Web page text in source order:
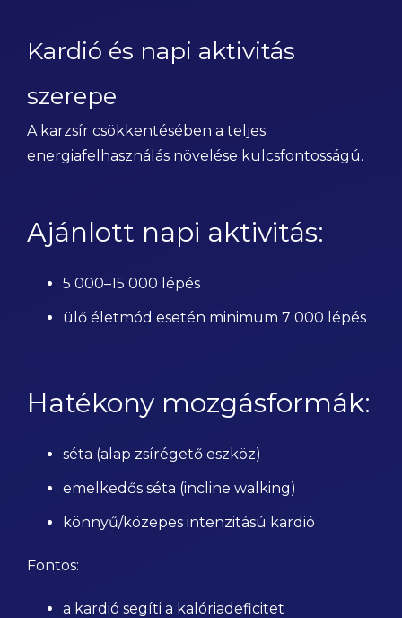
Kardió és napi aktivitás
szerepe
A karzsír csökkentésében a teljes
energiafelhasználás növelése kulcsfontosságú.
Ajánlott napi aktivitás:
5 000–15 000 lépés
ülő életmód esetén minimum 7 000 lépés
Hatékony mozgásformák:
séta (alap zsírégető eszköz)
emelkedős séta (incline walking)
könnyű/közepes intenzitású kardió
Fontos:
a kardió segíti a kalóriadeficitet